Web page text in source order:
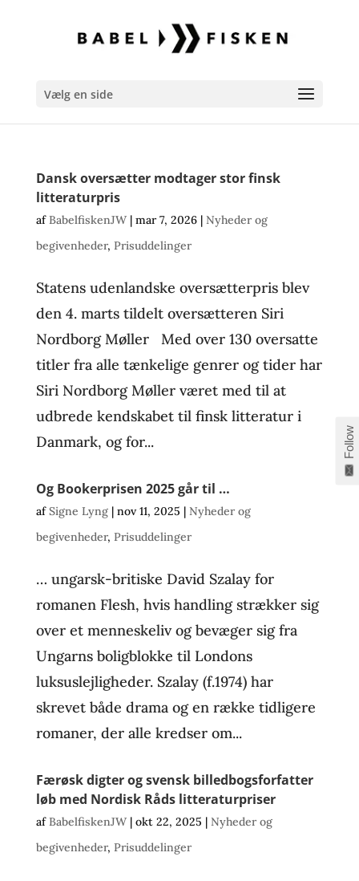
Vælg en side
Dansk oversætter modtager stor finsk
litteraturpris
afBabelfiskenJW| mar 7, 2026| Nyheder og
begivenheder, Prisuddelinger
Statens udenlandske oversætterpris blev
den 4. marts tildelt oversætteren Siri
Nordborg Møller Med over 130 oversatte
titler fra alle tænkelige genrer og tider har
Siri Nordborg Møller været med til at
udbrede kendskabet til finsk litteratur i
Danmark, og for...
Og Bookerprisen 2025 går til …
afSigne Lyng| nov 11, 2025 | Nyheder og
begivenheder, Prisuddelinger
… ungarsk-britiske David Szalay for
romanen Flesh, hvis handling strækker sig
over et menneskeliv og bevæger sig fra
Ungarns boligblokke til Londons
luksuslejligheder. Szalay (f.1974) har
skrevet både drama og en række tidligere
romaner, der alle kredser om...
Færøsk digter og svensk billedbogsforfatter
løb med Nordisk Råds litteraturpriser
afBabelfiskenJW| okt 22, 2025 | Nyheder og
begivenheder, Prisuddelinger
Follow